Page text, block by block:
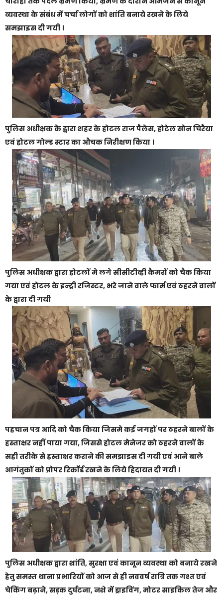
व्यवस्था के संबंध में चर्चा लोगों को शांति बनाये रखने के लिये
समझाइस दी गयी ।
पुलिस अधीक्षक के द्वारा शहर के होटल राज पैलेस, होटेल सोन चिरैया
एवं होटल गोल्ड स्टार का औचक निरीक्षण किया ।
पुलिस अधीक्षक द्वारा होटलों मे लगे सीसीटीव्ही कैमरों को चैक किया
गया एवं होटल के इन्ट्री रजिस्टर, भरे जाने वाले फार्म एवं ठहरने वालों
के द्वारा दी गयी
पहचान पत्र आदि को चैक किया जिसमे कई जगहों पर ठहरने बालों के
हस्ताक्षर नहीं पाया गया, जिससे होटल मेनेजर को ठहरने वालों के
सही तरीके से हस्ताक्षर कराने की समझाइस दी गयी एवं आने बाले
आगंतुकों को प्रोपर रिकॉर्ड रखने के लिये हिदायत दी गयी ।
पुलिस अधीक्षक द्वारा शांति, सुरक्षा एवं कानून व्यवस्था को बनाये रखने
हेतु समस्त थाना प्रभारियों को आज से ही नववर्ष रात्रि तक गश्त एवं
चेकिंग बढ़ाने, सड़क दुर्घटना, नशे में ड्राइविंग, मोटर साइकिल तेज और